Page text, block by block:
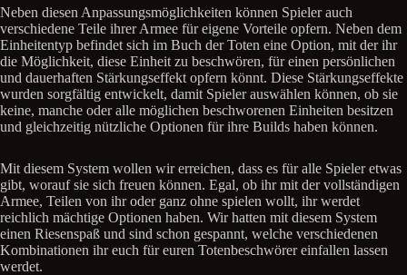
Neben diesen Anpassungsmöglichkeiten können Spieler auch
verschiedene Teile ihrer Armee für eigene Vorteile opfern. Neben dem
Einheitentyp befindet sich im Buch der Toten eine Option, mit der ihr
die Möglichkeit, diese Einheit zu beschwören, für einen persönlichen
und dauerhaften Stärkungseffekt opfern könnt. Diese Stärkungseffekte
wurden sorgfältig entwickelt, damit Spieler auswählen können, ob sie
keine, manche oder alle möglichen beschworenen Einheiten besitzen
und gleichzeitig nützliche Optionen für ihre Builds haben können.
Mit diesem System wollen wir erreichen, dass es für alle Spieler etwas
gibt, worauf sie sich freuen können. Egal, ob ihr mit der vollständigen
Armee, Teilen von ihr oder ganz ohne spielen wollt, ihr werdet
reichlich mächtige Optionen haben. Wir hatten mit diesem System
einen Riesenspaß und sind schon gespannt, welche verschiedenen
Kombinationen ihr euch für euren Totenbeschwörer einfallen lassen
werdet.